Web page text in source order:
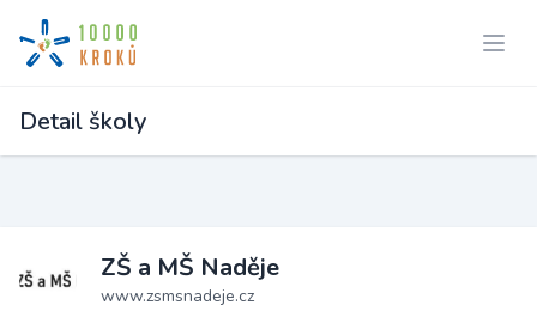
Detail školy
ZŠ a MŠ Naděje
www.zsmsnadeje.cz